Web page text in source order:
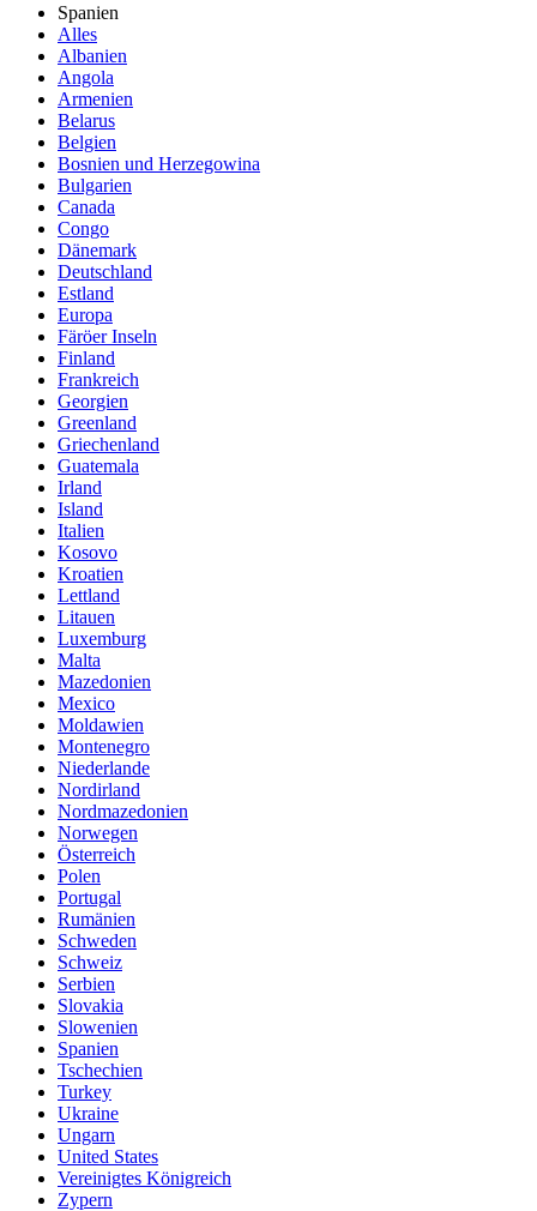
Spanien
Alles
Albanien
Angola
Armenien
Belarus
Belgien
Bosnien und Herzegowina
Bulgarien
Canada
Congo
Dänemark
Deutschland
Estland
Europa
Färöer Inseln
Finland
Frankreich
Georgien
Greenland
Griechenland
Guatemala
Irland
Island
Italien
Kosovo
Kroatien
Lettland
Litauen
Luxemburg
Malta
Mazedonien
Mexico
Moldawien
Montenegro
Niederlande
Nordirland
Nordmazedonien
Norwegen
Österreich
Polen
Portugal
Rumänien
Schweden
Schweiz
Serbien
Slovakia
Slowenien
Spanien
Tschechien
Turkey
Ukraine
Ungarn
United States
Vereinigtes Königreich
Zypern